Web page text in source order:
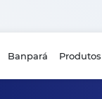
Banpará Produtos